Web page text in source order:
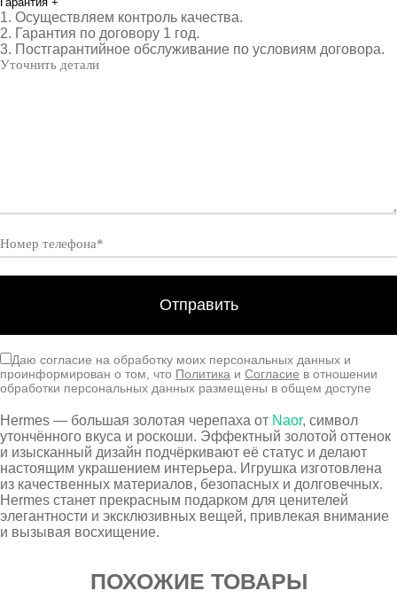
1. Осуществляем контроль качества.
2. Гарантия по договору 1 год.
3. Постгарантийное обслуживание по условиям договора.
Даю согласие на обработку моих персональных данных и
проинформирован о том, что Политика и Согласие в отношении
обработки персональных данных размещены в общем доступе
Hermes — большая золотая черепаха от Naor, символ
утончённого вкуса и роскоши. Эффектный золотой оттенок
и изысканный дизайн подчёркивают её статус и делают
настоящим украшением интерьера. Игрушка изготовлена
из качественных материалов, безопасных и долговечных.
Hermes станет прекрасным подарком для ценителей
элегантности и эксклюзивных вещей, привлекая внимание
и вызывая восхищение.
ПОХОЖИЕ ТОВАРЫ